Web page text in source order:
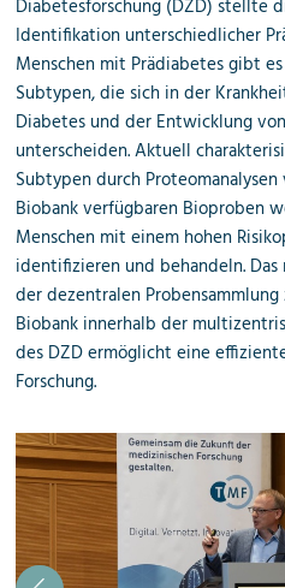
Diabetesforschung (DZD) stellte
Identifikation unterschiedlicher
Menschen mit Prädiabetes gibt
Subtypen, die sich in der
Diabetes und der Entwicklung
unterscheiden. Aktuell
Subtypen durch
Biobank verfügbaren Bioproben
Menschen mit einem hohen
identifizieren und behandeln.
der dezentralen
Biobank innerhalb der
des DZD ermöglicht eine
Forschung.